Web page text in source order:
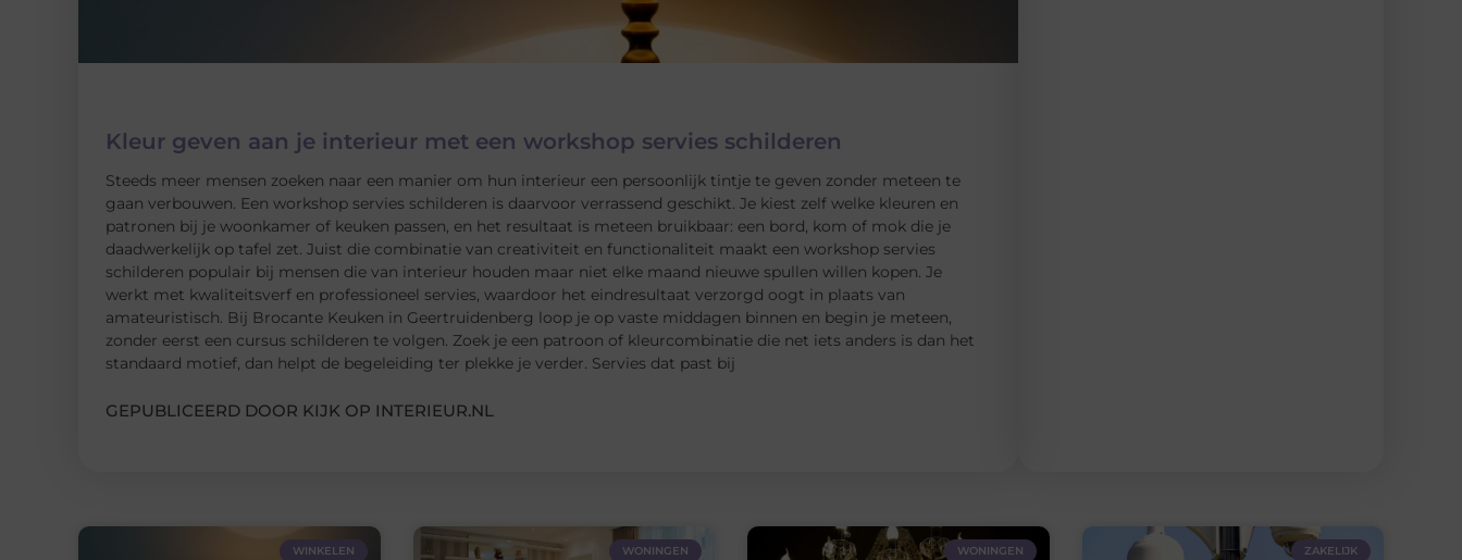
Kleur geven aan je interieur met een workshop servies schilderen
Steeds meer mensen zoeken naar een manier om hun interieur een persoonlijk tintje te geven zonder meteen te
gaan verbouwen. Een workshop servies schilderen is daarvoor verrassend geschikt. Je kiest zelf welke kleuren en
patronen bij je woonkamer of keuken passen, en het resultaat is meteen bruikbaar: een bord, kom of mok die je
daadwerkelijk op tafel zet. Juist die combinatie van creativiteit en functionaliteit maakt een workshop servies
schilderen populair bij mensen die van interieur houden maar niet elke maand nieuwe spullen willen kopen. Je
werkt met kwaliteitsverf en professioneel servies, waardoor het eindresultaat verzorgd oogt in plaats van
amateuristisch. Bij Brocante Keuken in Geertruidenberg loop je op vaste middagen binnen en begin je meteen,
zonder eerst een cursus schilderen te volgen. Zoek je een patroon of kleurcombinatie die net iets anders is dan het
standaard motief, dan helpt de begeleiding ter plekke je verder. Servies dat past bij
GEPUBLICEERD DOOR KIJK OP INTERIEUR.NL
WINKELEN WONINGEN WONINGEN ZAKELIJK